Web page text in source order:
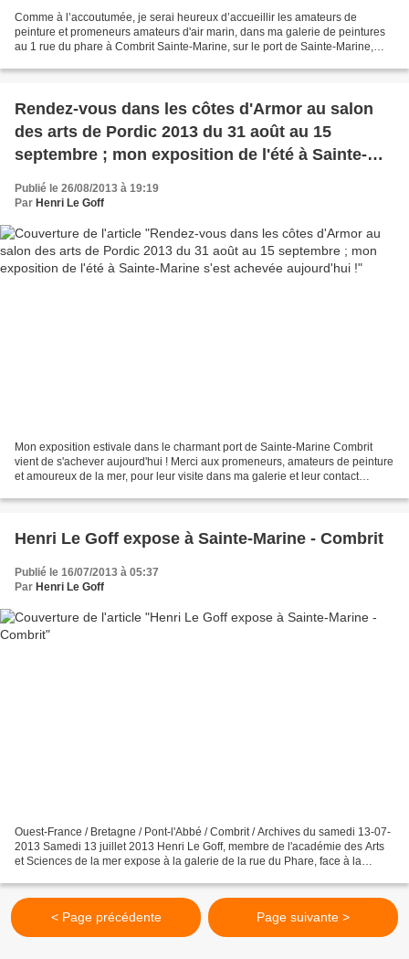
Comme à l’accoutumée, je serai heureux d’accueillir les amateurs de
peinture et promeneurs amateurs d'air marin, dans ma galerie de peintures
au 1 rue du phare à Combrit Sainte-Marine, sur le port de Sainte-Marine,
Rendez-vous dans les côtes d'Armor au salon
des arts de Pordic 2013 du 31 août au 15
septembre ; mon exposition de l'été à Sainte-
Publié le 26/08/2013 à 19:19
Par Henri Le Goff
Mon exposition estivale dans le charmant port de Sainte-Marine Combrit
vient de s'achever aujourd'hui ! Merci aux promeneurs, amateurs de peinture
et amoureux de la mer, pour leur visite dans ma galerie et leur contact
Henri Le Goff expose à Sainte-Marine - Combrit
Publié le 16/07/2013 à 05:37
Par Henri Le Goff
Ouest-France / Bretagne / Pont-l'Abbé / Combrit / Archives du samedi 13-07-
2013 Samedi 13 juillet 2013 Henri Le Goff, membre de l'académie des Arts
et Sciences de la mer expose à la galerie de la rue du Phare, face à la
< Page précédente Page suivante >